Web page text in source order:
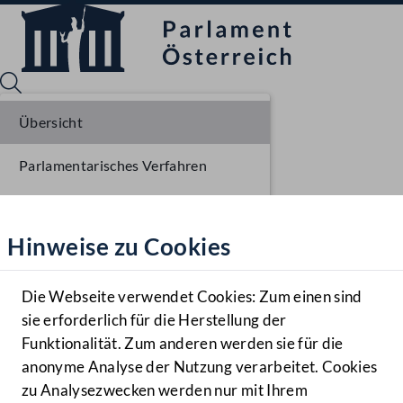
Hilfe
Benutzer
Navigationsmenü öffnen
MENÜ
Hinweise zu Cookies
Die Webseite verwendet Cookies: Zum einen sind
sie erforderlich für die Herstellung der
Funktionalität. Zum anderen werden sie für die
anonyme Analyse der Nutzung verarbeitet. Cookies
zu Analysezwecken werden nur mit Ihrem
Übersicht
Parlamentarisches Verfahren